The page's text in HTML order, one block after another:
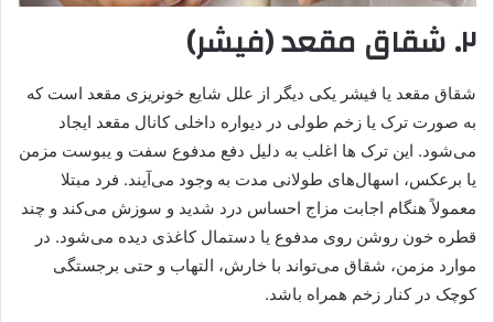
۲. شقاق مقعد (فیشر)
شقاق مقعد یا فیشر یکی دیگر از علل شایع خونریزی مقعد است که
به صورت ترک یا زخم طولی در دیواره داخلی کانال مقعد ایجاد
می‌شود. این ترک‌ ها اغلب به دلیل دفع مدفوع سفت و یبوست مزمن
یا برعکس، اسهال‌های طولانی‌ مدت به وجود می‌آیند. فرد مبتلا
معمولاً هنگام اجابت مزاج احساس درد شدید و سوزش می‌کند و چند
قطره خون روشن روی مدفوع یا دستمال کاغذی دیده می‌شود. در
موارد مزمن، شقاق می‌تواند با خارش، التهاب و حتی برجستگی
کوچک در کنار زخم همراه باشد.